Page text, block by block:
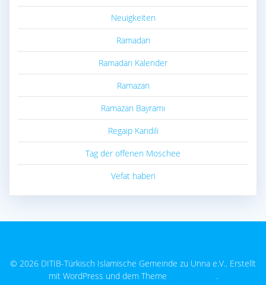
Neuigkeiten
Ramadan
Ramadan Kalender
Ramazan
Ramazan Bayramı
Regaip Kandili
Tag der offenen Moschee
Vefat haberi
© 2026 DITIB-Türkisch Islamische Gemeinde zu Unna e.V.. Erstellt
mit WordPress und dem Theme
.